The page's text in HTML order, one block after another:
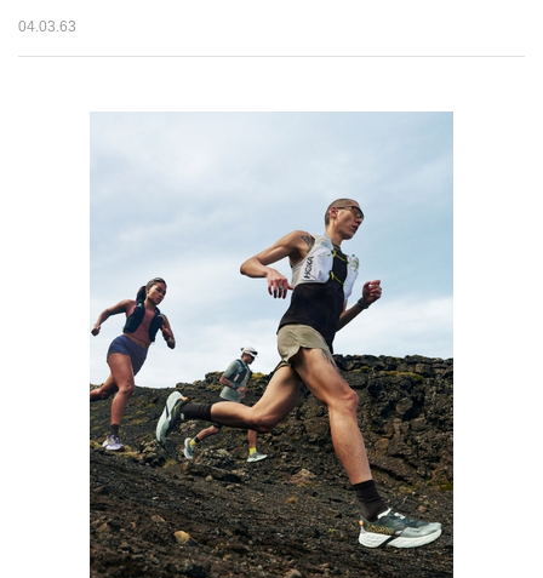
04.03.63